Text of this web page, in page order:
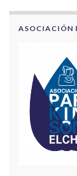
ASOCIACIÓN